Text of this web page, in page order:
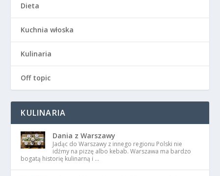
Dieta
Kuchnia włoska
Kulinaria
Off topic
KULINARIA
Dania z Warszawy
Jadąc do Warszawy z innego regionu Polski nie
idźmy na pizzę albo kebab. Warszawa ma bardzo
bogatą historię kulinarną i …